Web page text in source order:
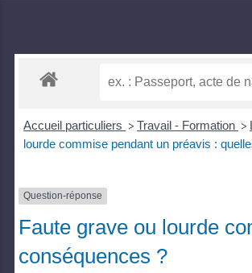
Accueil particuliers > Travail - Formation >
lourde commise pendant un préavis :
Question-réponse
Faute grave ou lourde
conséquences ?